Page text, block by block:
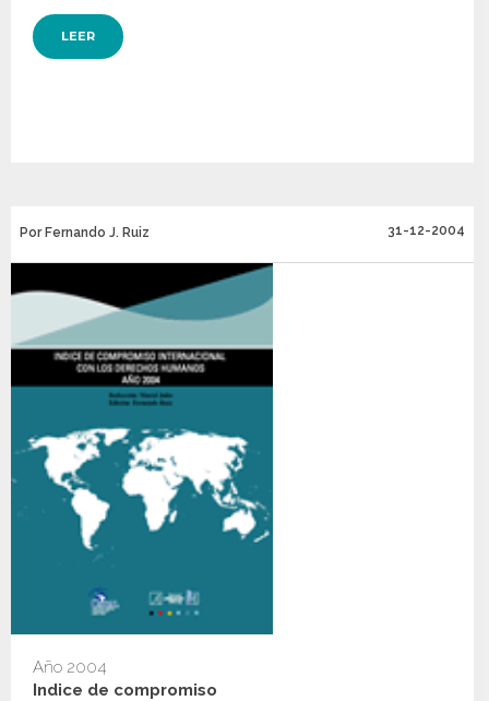
LEER
Por Fernando J. Ruiz 31-12-2004
Año 2004
Indice de compromiso